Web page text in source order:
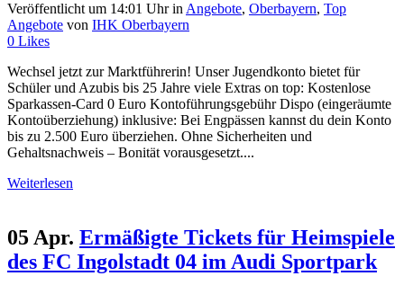
Veröffentlicht um 14:01 Uhrin Angebote, Oberbayern, Top
Angebote von IHK Oberbayern
0 Likes
Wechsel jetzt zur Marktführerin! Unser Jugendkonto bietet für
Schüler und Azubis bis 25 Jahre viele Extras on top: Kostenlose
Sparkassen-Card 0 Euro Kontoführungsgebühr Dispo (eingeräumte
Kontoüberziehung) inklusive: Bei Engpässen kannst du dein Konto
bis zu 2.500 Euro überziehen. Ohne Sicherheiten und
Gehaltsnachweis – Bonität vorausgesetzt....
Weiterlesen
05 Apr. Ermäßigte Tickets für Heimspiele
des FC Ingolstadt 04 im Audi Sportpark